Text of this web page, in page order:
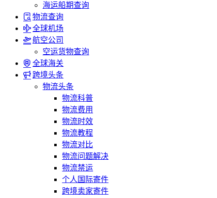
海运船期查询
物流查询
全球机场
航空公司
空运货物查询
全球海关
跨境头条
物流头条
物流科普
物流费用
物流时效
物流教程
物流对比
物流问题解决
物流禁运
个人国际寄件
跨境卖家寄件